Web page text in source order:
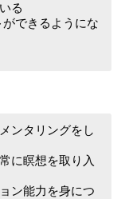
る
ができるようにな
ンタリングをし
に瞑想を取り入
ン能力を身につ